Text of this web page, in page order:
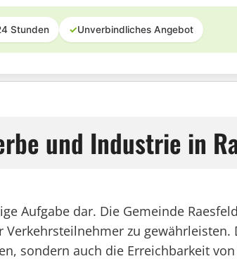
Stunden ✓Unverbindliches Angebot
und Industrie in
Aufgabe dar. Die Gemeinde
zu gewährleisten.
sondern auch die Erreichbarkeit